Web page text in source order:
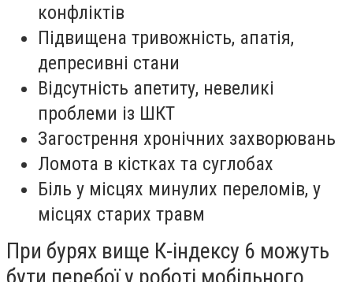
конфліктів
Підвищена тривожність, апатія,
депресивні стани
Відсутність апетиту, невеликі
проблеми із ШКТ
Загострення хронічних захворювань
Ломота в кістках та суглобах
Біль у місцях минулих переломів, у
місцях старих травм
При бурях вище К-індексу 6 можуть
бути перебої у роботі мобільного